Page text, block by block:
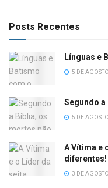
Posts Recentes
Línguas e
5 DE
Segundo
5 DE
A Vítima e
diferentes!
3 DE